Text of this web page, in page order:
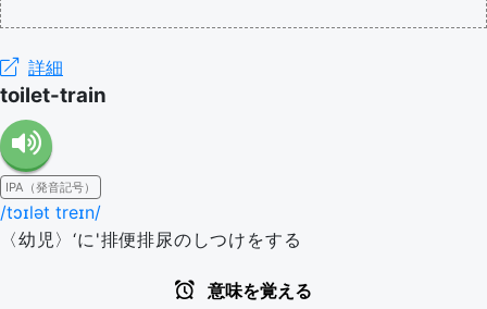
詳細
toilet-train
IPA（発音記号）
/tɔɪlət treɪn/
〈幼児〉‘に'排便排尿のしつけをする
意味を覚える